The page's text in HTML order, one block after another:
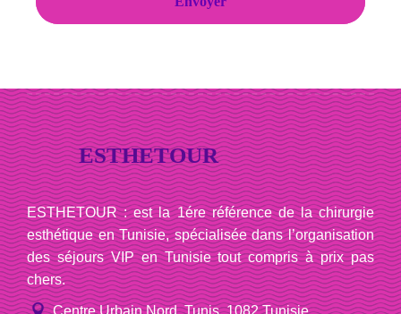
ESTHETOUR
ESTHETOUR : est la 1ére référence de la chirurgie
esthétique en Tunisie, spécialisée dans l’organisation
des séjours VIP en Tunisie tout compris à prix pas
chers.
Centre Urbain Nord, Tunis, 1082 Tunisie